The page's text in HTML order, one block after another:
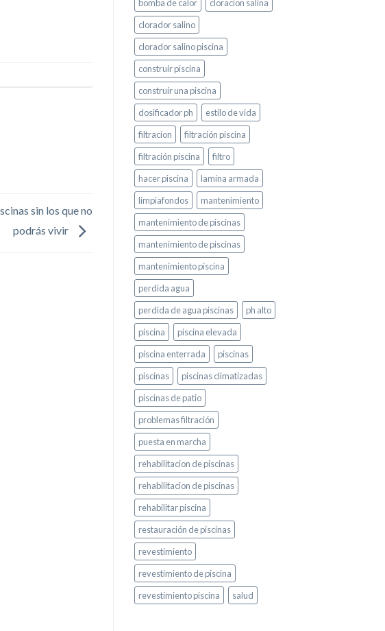
sin los que no
podrás vivir
bomba de calor
cloracion salina
clorador salino
clorador salino piscina
construir piscina
construir una piscina
dosificador ph
estilo de vida
filtracion
filtración piscina
filtración piscina
filtro
hacer piscina
lamina armada
limpiafondos
mantenimiento
mantenimiento de piscinas
mantenimiento de piscinas
mantenimiento piscina
perdida agua
perdida de agua piscinas
ph alto
piscina
piscina elevada
piscina enterrada
piscinas
piscinas
piscinas climatizadas
piscinas de patio
problemas filtración
puesta en marcha
rehabilitacion de piscinas
rehabilitacion de piscinas
rehabilitar piscina
restauración de piscinas
revestimiento
revestimiento de piscina
revestimiento piscina
salud